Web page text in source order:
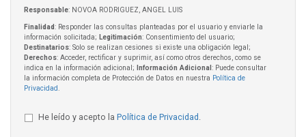
Responsable: NOVOA RODRIGUEZ, ANGEL LUIS
Finalidad: Responder las consultas planteadas por el usuario y enviarle la
información solicitada; Legitimación: Consentimiento del usuario;
Destinatarios: Solo se realizan cesiones si existe una obligación legal;
Derechos: Acceder, rectificar y suprimir, así como otros derechos, como se
indica en la información adicional;
Información Adicional : Puede consultar
la información completa de Protección de Datos en nuestra Política de
Privacidad .
He leído y acepto la Política de Privacidad .